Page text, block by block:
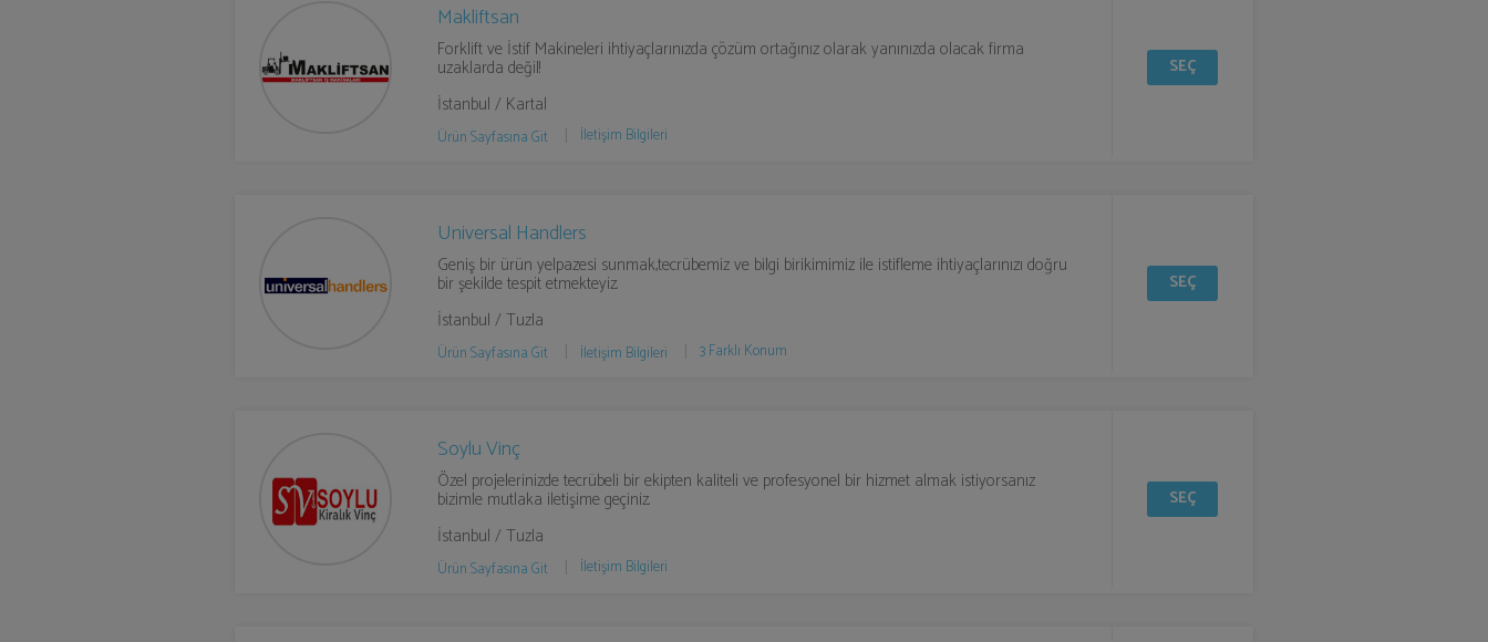
Makliftsan‎
Forklift ve İstif Makineleri ihtiyaçlarınızda çözüm ortağınız olarak yanınızda olacak firma
uzaklarda değil!
İstanbul / Kartal
Ürün Sayfasına Git İletişim Bilgileri
SEÇ
Universal Handlers
Geniş bir ürün yelpazesi sunmak,tecrübemiz ve bilgi birikimimiz ile istifleme ihtiyaçlarınızı doğru
bir şekilde tespit etmekteyiz.
İstanbul / Tuzla
Ürün Sayfasına Git İletişim Bilgileri 3 Farklı Konum
SEÇ
Soylu Vinç
Özel projelerinizde tecrübeli bir ekipten kaliteli ve profesyonel bir hizmet almak istiyorsanız
bizimle mutlaka iletişime geçiniz.
İstanbul / Tuzla
Ürün Sayfasına Git İletişim Bilgileri
SEÇ